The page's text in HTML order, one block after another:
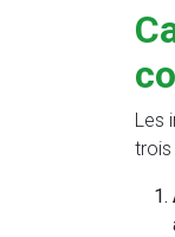
Les
trois